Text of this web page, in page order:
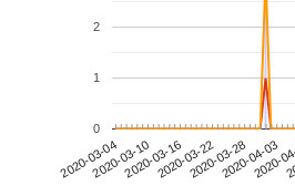
2020-03-042020-03-102020-03-162020-03-222020-03-282020-04-03
2020-
0
1
2